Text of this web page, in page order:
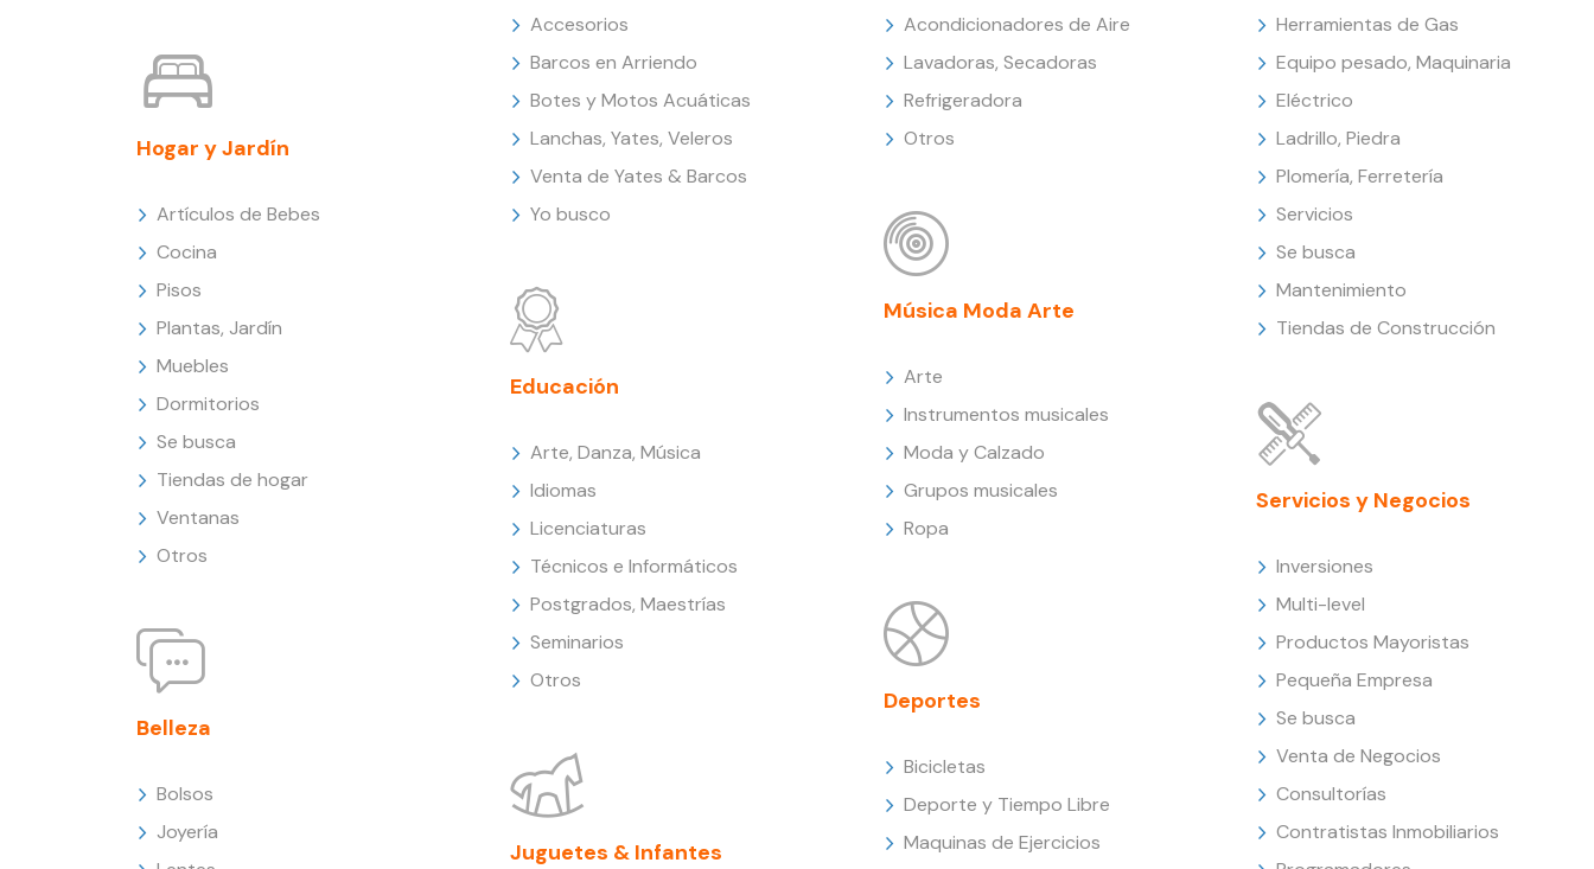
Hogar y Jardín
Artículos de Bebes
Cocina
Pisos
Plantas, Jardín
Muebles
Dormitorios
Se busca
Tiendas de hogar
Ventanas
Otros
Belleza
Bolsos
Joyería
Accesorios
Barcos en Arriendo
Botes y Motos Acuáticas
Lanchas, Yates, Veleros
Venta de Yates & Barcos
Yo busco
Educación
Arte, Danza, Música
Idiomas
Licenciaturas
Técnicos e Informáticos
Postgrados, Maestrías
Seminarios
Otros
Juguetes & Infantes
Acondicionadores de Aire
Lavadoras, Secadoras
Refrigeradora
Otros
Música Moda Arte
Arte
Instrumentos musicales
Moda y Calzado
Grupos musicales
Ropa
Deportes
Bicicletas
Deporte y Tiempo Libre
Maquinas de Ejercicios
Herramientas de Gas
Equipo pesado, Maquinaria
Eléctrico
Ladrillo, Piedra
Plomería, Ferretería
Servicios
Se busca
Mantenimiento
Tiendas de Construcción
Servicios y Negocios
Inversiones
Multi-level
Productos Mayoristas
Pequeña Empresa
Se busca
Venta de Negocios
Consultorías
Contratistas Inmobiliarios